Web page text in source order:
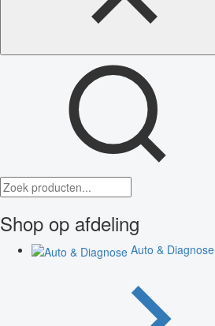
Shop op afdeling
Auto & Diagnose